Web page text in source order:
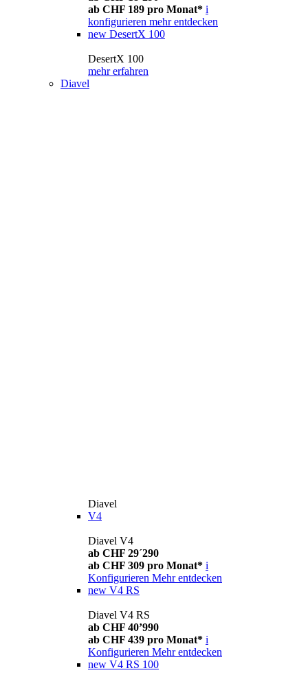
ab CHF 189 pro Monat* i
konfigurieren mehr entdecken
new DesertX 100
DesertX 100
mehr erfahren
Diavel
Diavel
V4
Diavel V4
ab CHF 29´290
ab CHF 309 pro Monat* i
Konfigurieren Mehr entdecken
new V4 RS
Diavel V4 RS
ab CHF 40’990
ab CHF 439 pro Monat* i
Konfigurieren Mehr entdecken
new V4 RS 100